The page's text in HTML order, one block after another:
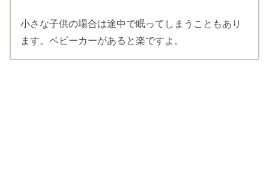
小さな子供の場合は途中で眠ってしまうこともあり
ます。ベビーカーがあると楽ですよ。